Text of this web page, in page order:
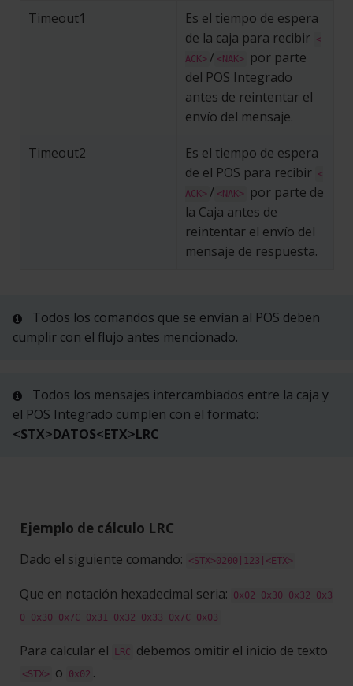
Timeout1
Es el tiempo de espera
de la caja para recibir <
ACK> / <NAK>
por parte
del POS Integrado
antes de reintentar el
envío del mensaje.
Timeout2
Es el tiempo de espera
de el POS para recibir <
ACK> / <NAK>
por parte de
la Caja antes de
reintentar el envío del
mensaje de respuesta.
Todos los comandos que se envían al POS deben
cumplir con el flujo antes mencionado.
Todos los mensajes intercambiados entre la caja y
el POS Integrado cumplen con el formato:
<STX>DATOS<ETX>LRC
Ejemplo de cálculo LRC
Dado el siguiente comando: <STX>0200|123|<ETX>
Que en notación hexadecimal seria:
0x02 0x30 0x32 0x3
0 0x30 0x7C 0x31 0x32 0x33 0x7C 0x03
Para calcular el LRC debemos omitir el inicio de texto
<STX> o 0x02 .